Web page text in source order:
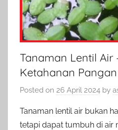
Tanaman Lentil Air
Ketahanan
Posted on 26 April 2024 by
Tanaman lentil air bukan
tetapi dapat tumbuh di air